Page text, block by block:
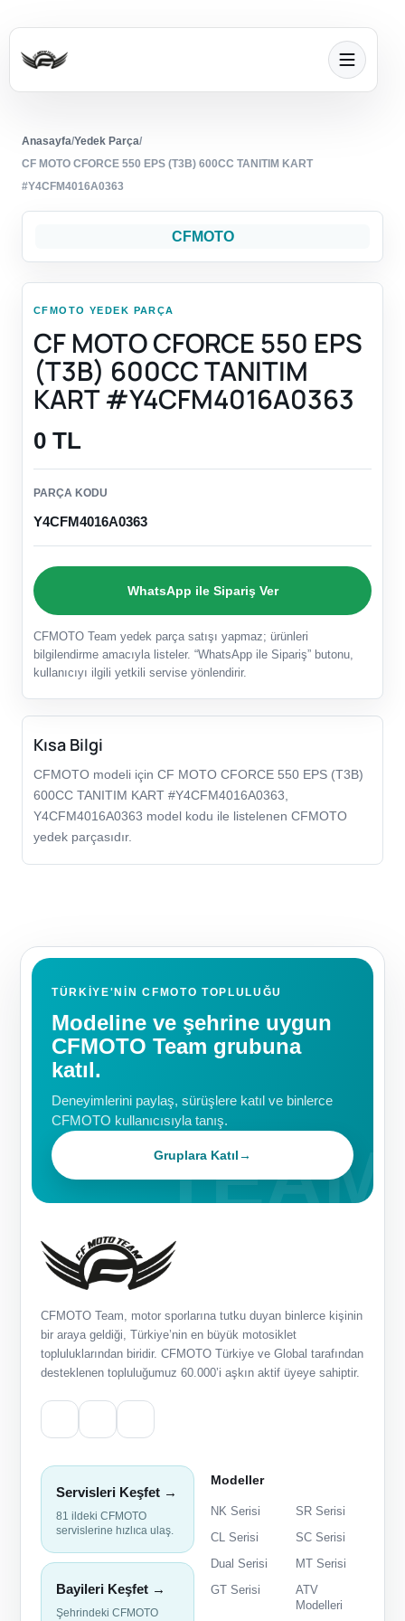
Anasayfa/Yedek Parça/
CF MOTO CFORCE 550 EPS (T3B) 600CC TANITIM KART
#Y4CFM4016A0363
CFMOTO
CFMOTO YEDEK PARÇA
CF MOTO CFORCE 550 EPS
(T3B) 600CC TANITIM
KART #Y4CFM4016A0363
0 TL
PARÇA KODU
Y4CFM4016A0363
WhatsApp ile Sipariş Ver
CFMOTO Team yedek parça satışı yapmaz; ürünleri
bilgilendirme amacıyla listeler. “WhatsApp ile Sipariş” butonu,
kullanıcıyı ilgili yetkili servise yönlendirir.
Kısa Bilgi
CFMOTO modeli için CF MOTO CFORCE 550 EPS (T3B)
600CC TANITIM KART #Y4CFM4016A0363,
Y4CFM4016A0363 model kodu ile listelenen CFMOTO
yedek parçasıdır.
TÜRKIYE'NIN CFMOTO TOPLULUĞU
Modeline ve şehrine uygun
CFMOTO Team grubuna
katıl.
Deneyimlerini paylaş, sürüşlere katıl ve binlerce
CFMOTO kullanıcısıyla tanış.
Gruplara Katıl→
CFMOTO Team, motor sporlarına tutku duyan binlerce kişinin
bir araya geldiği, Türkiye’nin en büyük motosiklet
topluluklarından biridir. CFMOTO Türkiye ve Global tarafından
desteklenen topluluğumuz 60.000’i aşkın aktif üyeye sahiptir.
Servisleri Keşfet →
81 ildeki CFMOTO
servislerine hızlıca ulaş.
Bayileri Keşfet →
Şehrindeki CFMOTO
Modeller
NK Serisi
SR Serisi
CL Serisi
SC Serisi
Dual Serisi
MT Serisi
GT Serisi
ATV
Modelleri